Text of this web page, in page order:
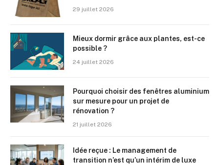
29 juillet 2026
Mieux dormir grâce aux plantes, est-ce
possible ?
24 juillet 2026
Pourquoi choisir des fenêtres aluminium
sur mesure pour un projet de
rénovation ?
21 juillet 2026
Idée reçue : Le management de
transition n’est qu’un intérim de luxe